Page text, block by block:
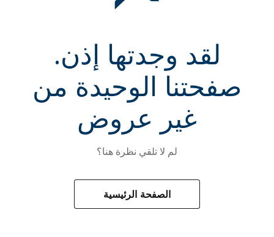
لقد وجدتها إذن.
صفحتنا الوحيدة من
غير عروض
لم لا تلقي نظرة هنا؟
الصفحة الرئيسية